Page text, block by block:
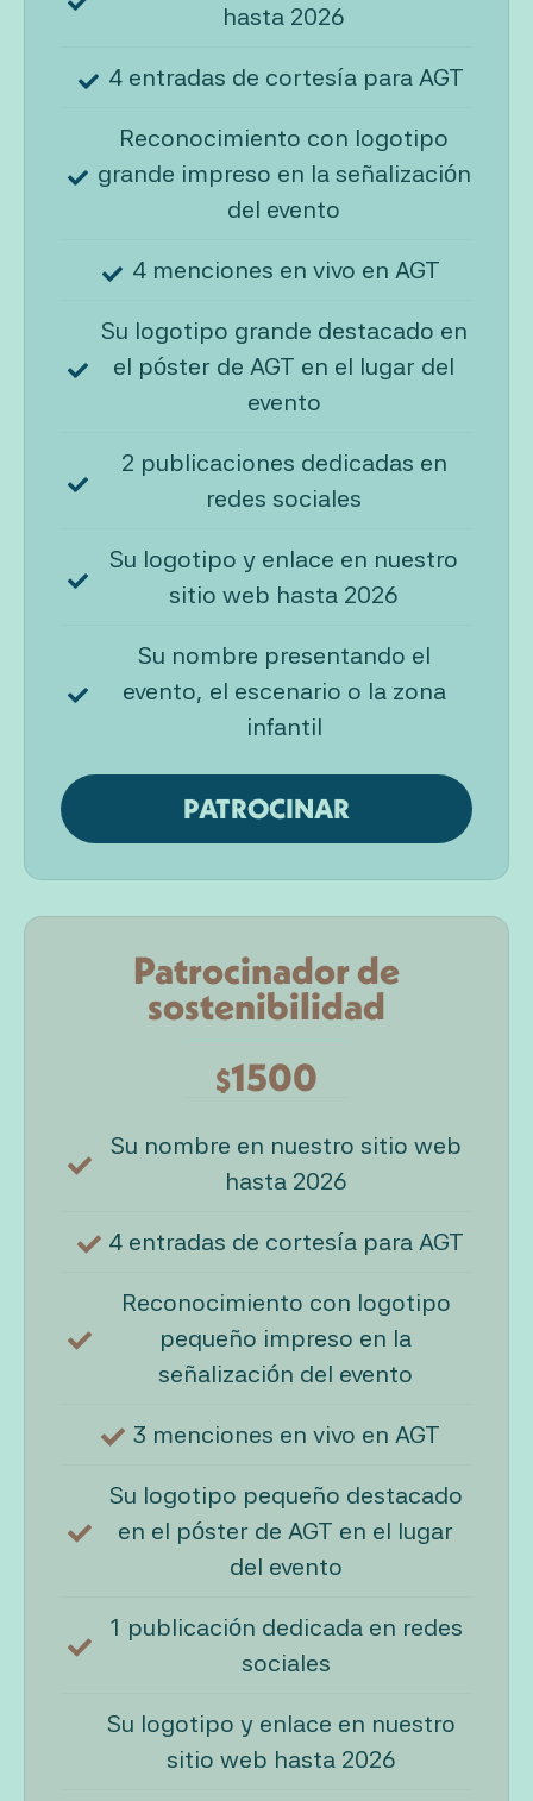
hasta 2026
4 entradas de cortesía para AGT
Reconocimiento con logotipo
grande impreso en la señalización
del evento
4 menciones en vivo en AGT
Su logotipo grande destacado en
el póster de AGT en el lugar del
evento
2 publicaciones dedicadas en
redes sociales
Su logotipo y enlace en nuestro
sitio web hasta 2026
Su nombre presentando el
evento, el escenario o la zona
infantil
PATROCINAR
Patrocinador de
sostenibilidad
$1500
Su nombre en nuestro sitio web
hasta 2026
4 entradas de cortesía para AGT
Reconocimiento con logotipo
pequeño impreso en la
señalización del evento
3 menciones en vivo en AGT
Su logotipo pequeño destacado
en el póster de AGT en el lugar
del evento
1 publicación dedicada en redes
sociales
Su logotipo y enlace en nuestro
sitio web hasta 2026